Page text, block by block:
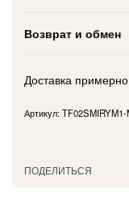
Возврат и обмен
Доставка
TF02SMIRYM1-
ПОДЕЛИТЬСЯ